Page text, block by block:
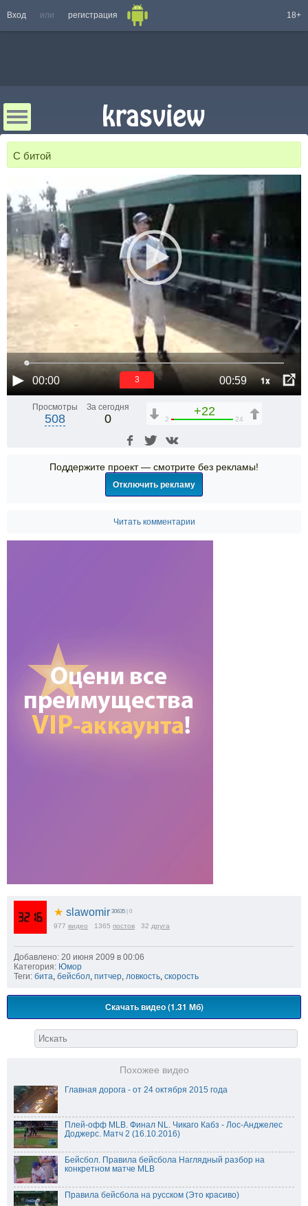
Вход или регистрация 18+
C битой
00:00 00:59 1x
3
Просмотры
508
За сегодня
0
+22
2 24
Поддержите проект — смотрите без рекламы!
Отключить рекламу
Читать комментарии
★ slawomir 30635 | 0
977 видео 1365 постов 32 друга
Добавлено: 20 июня 2009 в 00:06
Категория: Юмор
Теги: бита бейсбол питчер ловкость скорость
Скачать видео (1.31 Мб)
Похожее видео
Главная дорога - от 24 октября 2015 года
Плей-офф MLB. Финал NL. Чикаго Кабз - Лос-Анджелес
Доджерс. Матч 2 (16.10.2016)
Бейсбол. Правила бейсбола Наглядный разбор на
конкретном матче MLB
Правила бейсбола на русском (Это красиво)